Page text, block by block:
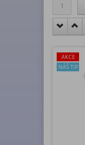
1
AKCE
NÁŠ TIP